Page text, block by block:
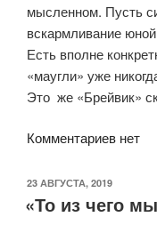
мысленном. Пусть
вскармливание
Есть вполне
«маугли» уже
Это же «Брейвик»
Комментариев нет
ОПУБЛИКОВАНО
23 АВГУСТА, 2019
«То из чего